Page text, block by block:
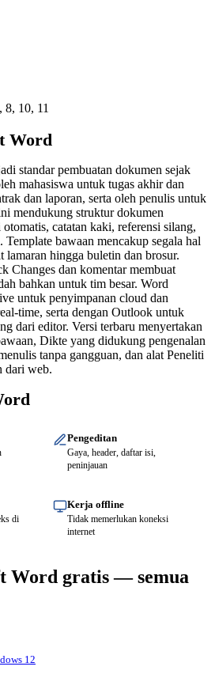
10, 11
Word
standar pembuatan dokumen sejak
mahasiswa untuk tugas akhir dan
dan laporan, serta oleh penulis untuk
mendukung struktur dokumen
catatan kaki, referensi silang,
bawaan mencakup segala hal
lamaran hingga buletin dan brosur.
Changes dan komentar membuat
bahkan untuk tim besar. Word
untuk penyimpanan cloud dan
time, serta dengan Outlook untuk
dari editor. Versi terbaru menyertakan
Dikte yang didukung pengenalan
tanpa gangguan, dan alat Peneliti
dari web.
Pengeditan
Gaya, header, daftar isi,
peninjauan
di
Kerja offline
Tidak memerlukan koneksi
internet
Word gratis — semua
12